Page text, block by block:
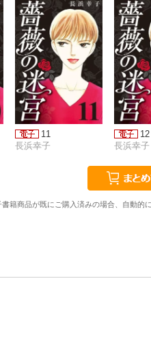
11
長浜幸子
12
長浜幸子
籍商品が既にご購入済みの場合、自動的